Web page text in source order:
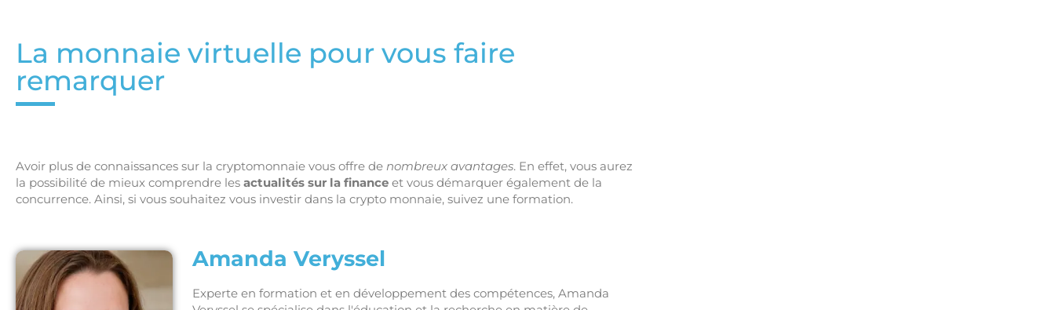
La monnaie virtuelle pour vous faire
remarquer
Avoir plus de connaissances sur la cryptomonnaie vous offre de nombreux avantages. En effet, vous aurez
la possibilité de mieux comprendre les actualités sur la finance et vous démarquer également de la
concurrence. Ainsi, si vous souhaitez vous investir dans la crypto monnaie, suivez une formation.
Amanda Veryssel
Experte en formation et en développement des compétences, Amanda